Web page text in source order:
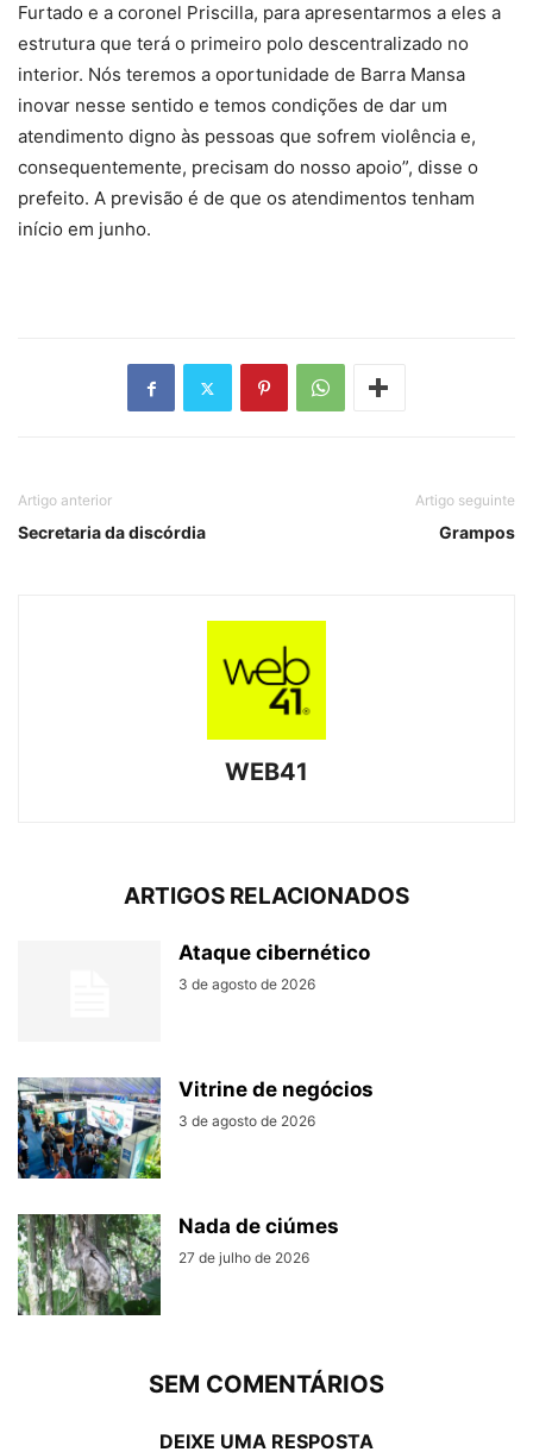
Furtado e a coronel Priscilla, para apresentarmos a eles a
estrutura que terá o primeiro polo descentralizado no
interior. Nós teremos a oportunidade de Barra Mansa
inovar nesse sentido e temos condições de dar um
atendimento digno às pessoas que sofrem violência e,
consequentemente, precisam do nosso apoio”, disse o
prefeito. A previsão é de que os atendimentos tenham
início em junho.
Artigo anterior
Secretaria da discórdia
Artigo seguinte
Grampos
WEB41
ARTIGOS RELACIONADOS
Ataque cibernético
3 de agosto de 2026
Vitrine de negócios
3 de agosto de 2026
Nada de ciúmes
27 de julho de 2026
SEM COMENTÁRIOS
DEIXE UMA RESPOSTA